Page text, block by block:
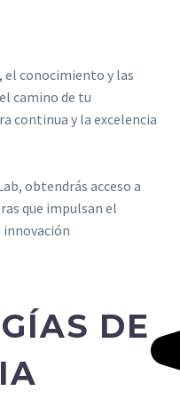
el conocimiento y las
camino de tu
continua y la excelencia
obtendrás acceso a
que impulsan el
DE